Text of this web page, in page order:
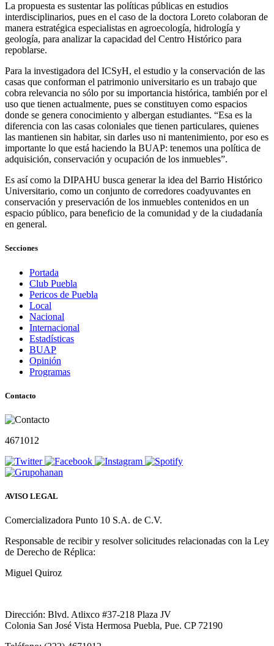
La propuesta es sustentar las políticas públicas en estudios
interdisciplinarios, pues en el caso de la doctora Loreto colaboran de
manera estratégica especialistas en agroecología, hidrología y
geología, para analizar la capacidad del Centro Histórico para
repoblarse.
Para la investigadora del ICSyH, el estudio y la conservación de las
casas que conforman el patrimonio universitario es un trabajo que
cobra relevancia no sólo por su importancia histórica, también por el
uso que tienen actualmente, pues se constituyen como espacios
donde se genera conocimiento y albergan estudiantes. “Esa es la
diferencia con las casas coloniales que tienen particulares, quienes
las mantienen sin habitar, sin darles uso ni mantenimiento, por eso es
importante lo que está haciendo la BUAP: tenemos una política de
adquisición, conservación y ocupación de los inmuebles”.
Es así como la DIPAHU busca generar la idea del Barrio Histórico
Universitario, como un conjunto de corredores coadyuvantes en
conservación y preservación de los inmuebles contenidos en un
espacio público, para beneficio de la comunidad y de la ciudadanía
en general.
Secciones
Portada
Club Puebla
Pericos de Puebla
Local
Nacional
Internacional
Estadísticas
BUAP
Opinión
Programas
Contacto
4671012
AVISO LEGAL
Comercializadora Punto 10 S.A. de C.V.
Responsable de recibir y resolver solicitudes relacionadas con la Ley
de Derecho de Réplica:
Miguel Quiroz
Dirección: Blvd. Atlixco #37-218 Plaza JV
Colonia San José Vista Hermosa Puebla, Pue. CP 72190